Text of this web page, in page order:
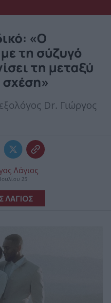
«Ο
τη σύζυγό
τη μεταξύ
Dr. Γιώργος
Λάγιος
25
ΛΑΓΙΟΣ